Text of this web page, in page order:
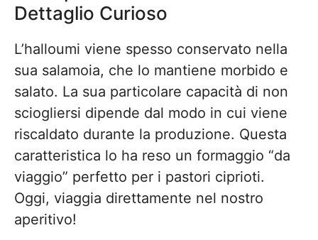
Dettaglio Curioso
L’halloumi viene spesso conservato nella
sua salamoia, che lo mantiene morbido e
salato. La sua particolare capacità di non
sciogliersi dipende dal modo in cui viene
riscaldato durante la produzione. Questa
caratteristica lo ha reso un formaggio “da
viaggio” perfetto per i pastori ciprioti.
Oggi, viaggia direttamente nel nostro
aperitivo!